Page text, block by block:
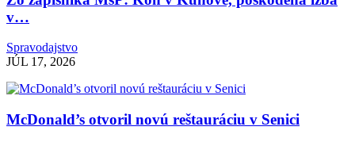
v…
Spravodajstvo
JÚL 17, 2026
McDonald’s otvoril novú reštauráciu v Senici